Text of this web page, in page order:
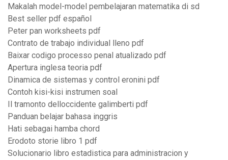
Makalah model-model pembelajaran matematika di sd
Best seller pdf español
Peter pan worksheets pdf
Contrato de trabajo individual lleno pdf
Baixar codigo processo penal atualizado pdf
Apertura inglesa teoria pdf
Dinamica de sistemas y control eronini pdf
Contoh kisi-kisi instrumen soal
Il tramonto delloccidente galimberti pdf
Panduan belajar bahasa inggris
Hati sebagai hamba chord
Erodoto storie libro 1 pdf
Solucionario libro estadistica para administracion y